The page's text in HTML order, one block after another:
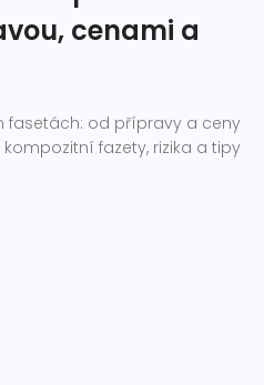
cenami a
fasetách: od přípravy a ceny
fazety, rizika a tipy